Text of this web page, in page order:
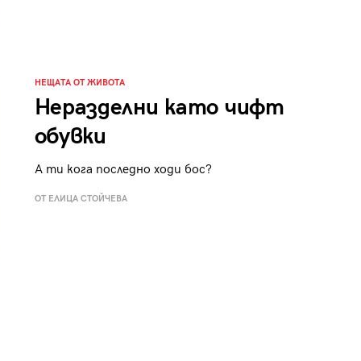
НЕЩАТА ОТ ЖИВОТА
Неразделни като чифт
обувки
А ти кога последно ходи бос?
ОТ ЕЛИЦА СТОЙЧЕВА
29 /29